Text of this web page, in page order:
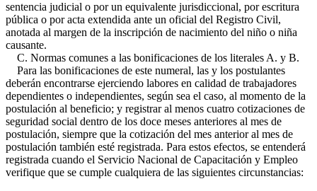
sentencia judicial o por un equivalente jurisdiccional, por escritura
pública o por acta extendida ante un oficial del Registro Civil,
anotada al margen de la inscripción de nacimiento del niño o niña
causante.
C. Normas comunes a las bonificaciones de los literales A. y B.
Para las bonificaciones de este numeral, las y los postulantes
deberán encontrarse ejerciendo labores en calidad de trabajadores
dependientes o independientes, según sea el caso, al momento de la
postulación al beneficio; y registrar al menos cuatro cotizaciones de
seguridad social dentro de los doce meses anteriores al mes de
postulación, siempre que la cotización del mes anterior al mes de
postulación también esté registrada. Para estos efectos, se entenderá
registrada cuando el Servicio Nacional de Capacitación y Empleo
verifique que se cumple cualquiera de las siguientes circunstancias: